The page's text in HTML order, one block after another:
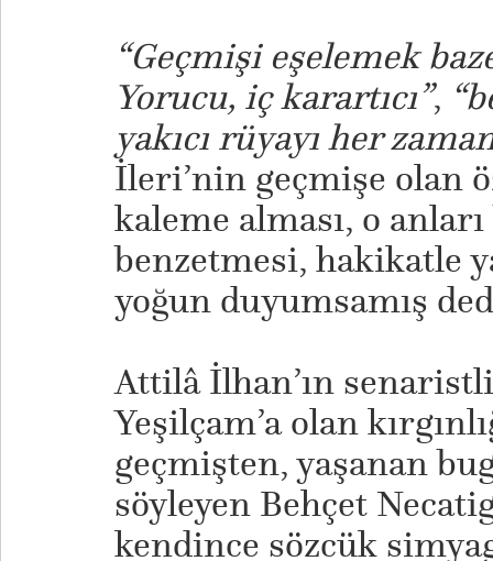
“Geçmişi eşelemek
Yorucu, iç karartıcı”,
yakıcı rüyayı her
İleri’nin geçmişe olan
kaleme alması, o
benzetmesi, hakikatle
yoğun duyumsamış
Attilâ İlhan’ın
Yeşilçam’a olan
geçmişten, yaşanan
söyleyen Behçet
kendince sözcük